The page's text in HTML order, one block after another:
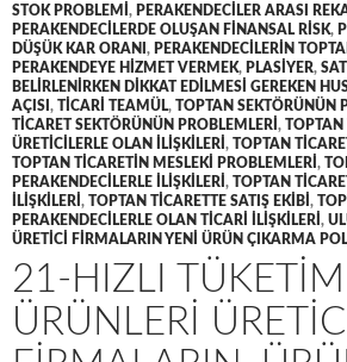
STOK PROBLEMI , PERAKENDECILER ARASI
PERAKENDECILERDE OLUŞAN FINANSAL RISK,
DÜŞÜK KAR ORANI , PERAKENDECILERIN
PERAKENDEYE HIZMET VERMEK, PLASIYER,
BELIRLENIRKEN DIKKAT EDILMESI GEREKEN
AÇISI , TICARI TEAMÜL, TOPTAN SEKTÖRÜNÜN
TICARET SEKTÖRÜNÜN PROBLEMLERI , TOPTAN
ÜRETICILERLE OLAN ILIŞKILERI , TOPTAN
TOPTAN TICARETIN MESLEKI PROBLEMLERI ,
PERAKENDECILERLE ILIŞKILERI , TOPTAN
ILIŞKILERI , TOPTAN TICARETTE SATIŞ EKIBI ,
PERAKENDECILERLE OLAN TICARI ILIŞKILERI ,
ÜRETICI FIRMALARIN YENI ÜRÜN ÇIKARMA
21-HIZLI TÜKETIM
ÜRÜNLERI